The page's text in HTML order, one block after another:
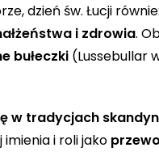
dzień św. Łucji
i zdrowia.
bułeczki (Lussebullar
w tradycjach
i roli jako